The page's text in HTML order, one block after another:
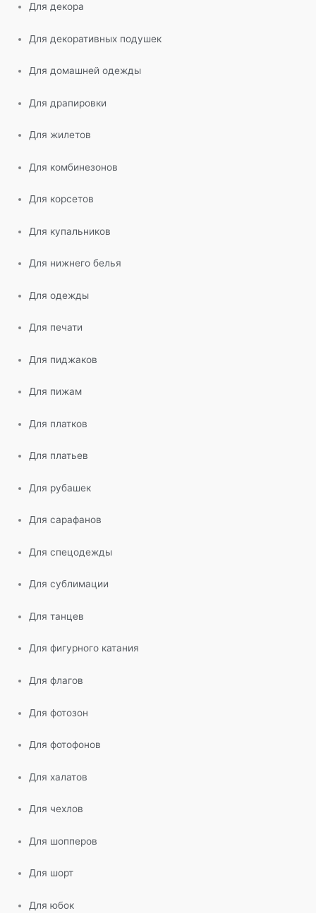
Для декора
Для декоративных подушек
Для домашней одежды
Для драпировки
Для жилетов
Для комбинезонов
Для корсетов
Для купальников
Для нижнего белья
Для одежды
Для печати
Для пиджаков
Для пижам
Для платков
Для платьев
Для рубашек
Для сарафанов
Для спецодежды
Для сублимации
Для танцев
Для фигурного катания
Для флагов
Для фотозон
Для фотофонов
Для халатов
Для чехлов
Для шопперов
Для шорт
Для юбок